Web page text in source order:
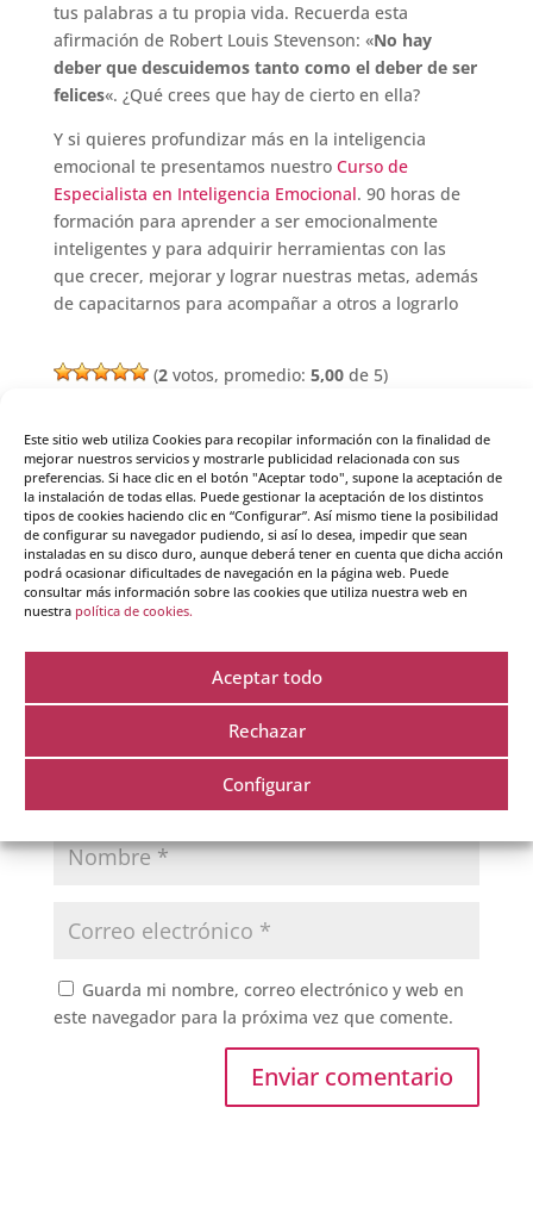
Este sitio web utiliza Cookies para recopilar información con la finalidad de
mejorar nuestros servicios y mostrarle publicidad relacionada con sus
preferencias. Si hace clic en el botón "Aceptar todo", supone la aceptación de
la instalación de todas ellas. Puede gestionar la aceptación de los distintos
tipos de cookies haciendo clic en “Configurar”. Así mismo tiene la posibilidad
de configurar su navegador pudiendo, si así lo desea, impedir que sean
instaladas en su disco duro, aunque deberá tener en cuenta que dicha acción
podrá ocasionar dificultades de navegación en la página web. Puede
consultar más información sobre las cookies que utiliza nuestra web en
nuestra política de cookies.
Aceptar todo
Rechazar
Configurar
tus palabras a tu propia vida. Recuerda esta
afirmación de Robert Louis Stevenson: «No hay
deber que descuidemos tanto como el deber de ser
felices«. ¿Qué crees que hay de cierto en ella?
Y si quieres profundizar más en la inteligencia
emocional te presentamos nuestro Curso de
Especialista en Inteligencia Emocional. 90 horas de
formación para aprender a ser emocionalmente
inteligentes y para adquirir herramientas con las
que crecer, mejorar y lograr nuestras metas, además
de capacitarnos para acompañar a otros a lograrlo
(2votos, promedio: 5,00de 5)
Enviar comentario
Tu dirección de correo electrónico no será publicada.
Los campos obligatorios están marcados con*
Guarda mi nombre, correo electrónico y web en
este navegador para la próxima vez que comente.